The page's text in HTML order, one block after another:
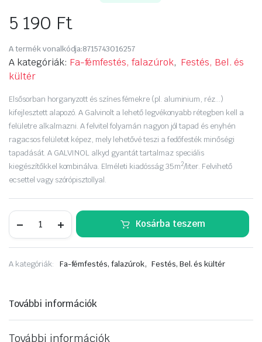
5 190 Ft
A termék vonalkódja:8715743016257
A kategóriák: Fa-fémfestés, falazúrok, Festés, Bel. és
kültér
Elsősorban horganyzott és színes fémekre (pl. aluminium, réz…)
kifejlesztett alapozó. A Galvinolt a lehető legvékonyabb rétegben kell a
felületre alkalmazni. A felvitel folyamán nagyon jól tapad és enyhén
ragacsos felületet képez, mely lehetővé teszi a fedőfesték minőségi
tapadását. A GALVINOL alkyd gyantát tartalmaz speciális
kiegészítőkkel kombinálva. Elméleti kiadósság 35m2/liter. Felvihető
ecsettel vagy szórópisztollyal.
világoskék
400
aer.
Kosárba teszem
A kategóriák: Fa-fémfestés, falazúrok, Festés, Bel. és kültér
További információk
További információk